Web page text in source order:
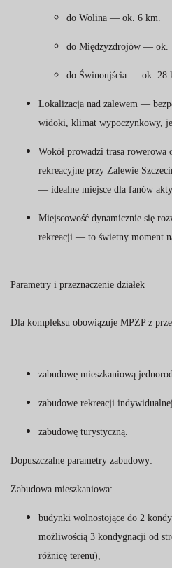
do Wolina — ok. 6 km.
do Międzyzdrojów — ok.
do Świnoujścia — ok. 28
Lokalizacja nad zalewem —
widoki, klimat wypoczynkowy,
Wokół prowadzi trasa rowerowa
rekreacyjne przy Zalewie
— idealne miejsce dla fanów
Miejscowość dynamicznie się
rekreacji — to świetny moment
Parametry i przeznaczenie działek
Dla kompleksu obowiązuje MPZP z
zabudowę mieszkaniową
zabudowę rekreacji indywidualnej,
zabudowę turystyczną.
Dopuszczalne parametry zabudowy:
Zabudowa mieszkaniowa:
budynki wolnostojące do 2
możliwością 3 kondygnacji od
różnicę terenu),